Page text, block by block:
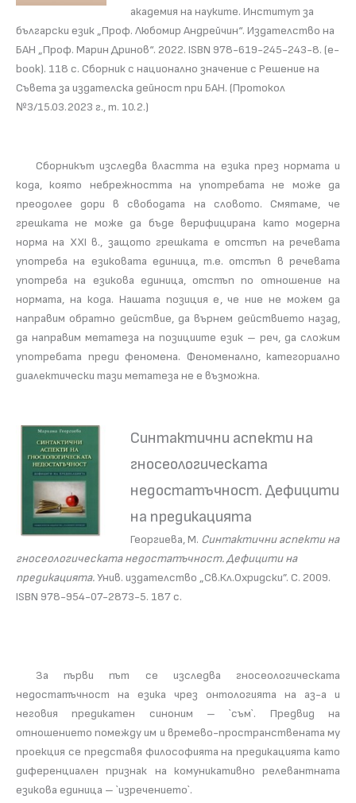
академия на науките. Институт за
български език „Проф. Любомир Андрейчин“. Издателство на
БАН „Проф. Марин Дринов“. 2022. ISBN 978-619-245-243-8. (e-
book). 118 с. Сборник с национално значение с Решение на
Съвета за издателска дейност при БАН. (Протокол
№3/15.03.2023 г., т. 10.2.)
Сборникът изследва властта на езика през нормата и
кода, която небрежността на употребата не може да
преодолее дори в свободата на словото. Смятаме, че
грешката не може да бъде верифицирана като модерна
норма на XXI в., защото грешката е отстъп на речевата
употреба на езиковата единица, т.е. отстъп в речевата
употреба на езикова единица, отстъп по отношение на
нормата, на кода. Нашата позиция е, че ние не можем да
направим обратно действие, да върнем действието назад,
да направим метатеза на позициите език – реч, да сложим
употребата преди феномена. Феноменално, категориално
диалектически тази метатеза не е възможна.
Синтактични аспекти на
гносеологическата
недостатъчност. Дефицити
на предикацията
Георгиева, М. Синтактични аспекти на
гносеологическата недостатъчност. Дефицити на
предикацията.Унив. издателство „Св.Кл.Охридски”. С. 2009.
ISBN 978-954-07-2873-5. 187 с.
За първи път се изследва гносеологическата
недостатъчност на езика чрез онтологията на аз-а и
неговия предикатен синоним – `съм`. Предвид на
отношението помежду им и времево-пространствената му
проекция се представя философията на предикацията като
диференциален признак на комуникативно релевантната
езикова единица – `изречението`.